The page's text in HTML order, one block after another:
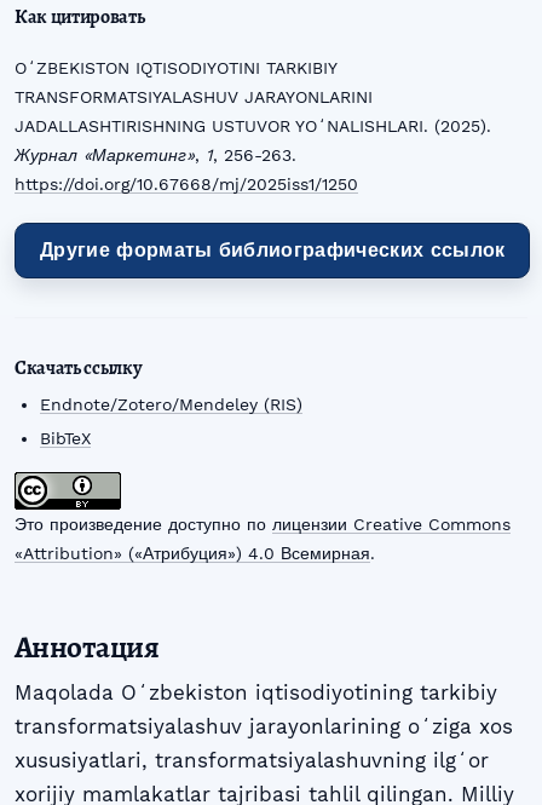
Как цитировать
OʻZBEKISTON IQTISODIYOTINI TARKIBIY
TRANSFORMATSIYALASHUV JARAYONLARINI
JADALLASHTIRISHNING USTUVOR YOʻNALISHLARI. (2025).
Журнал «Маркетинг», 1, 256-263.
https://doi.org/10.67668/mj/2025iss1/1250
Другие форматы библиографических ссылок
Скачать ссылку
Endnote/Zotero/Mendeley (RIS)
BibTeX
Это произведение доступно по лицензии Creative Commons
«Attribution» («Атрибуция») 4.0 Всемирная.
Аннотация
Maqolada Oʻzbekiston iqtisodiyotining tarkibiy
transformatsiyalashuv jarayonlarining oʻziga xos
xususiyatlari, transformatsiyalashuvning ilgʻor
xorijiy mamlakatlar tajribasi tahlil qilingan. Milliy